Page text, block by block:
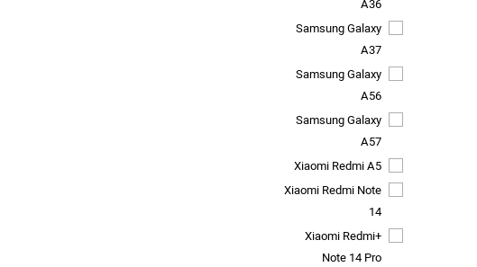
A36
Samsung Galaxy
A37
Samsung Galaxy
A56
Samsung Galaxy
A57
Xiaomi Redmi A5
Xiaomi Redmi Note
14
+Xiaomi Redmi
Note 14 Pro